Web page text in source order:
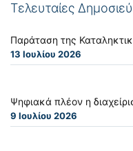
Τελευταίες
Παράταση της
13 Ιουλίου 2026
Ψηφιακά πλέον η
9 Ιουλίου 2026